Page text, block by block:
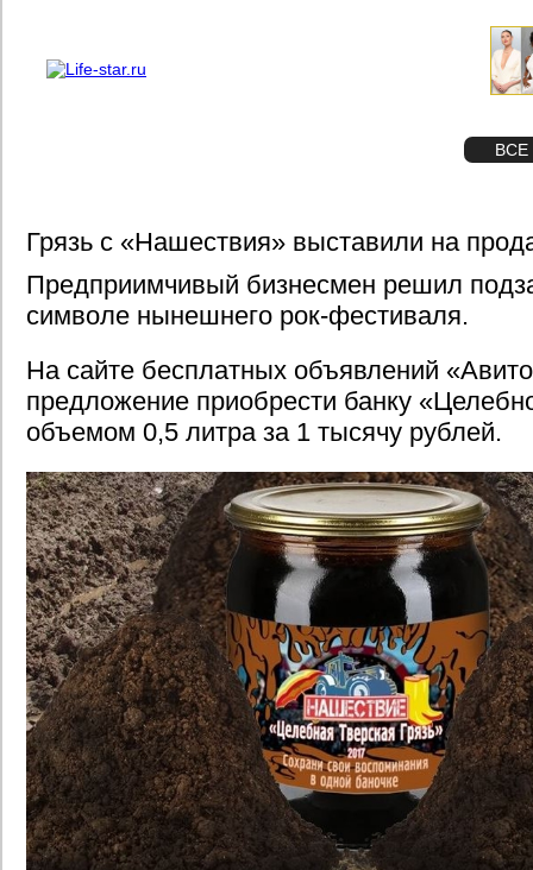
ВСЕ
Грязь с «Нашествия» выставили на
Предприимчивый бизнесмен решил
символе нынешнего рок-фестиваля.
На сайте бесплатных объявлений
предложение приобрести банку
объемом 0,5 литра за 1 тысячу рублей.